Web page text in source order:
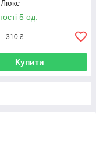
5 од.
310 ₴
Купити